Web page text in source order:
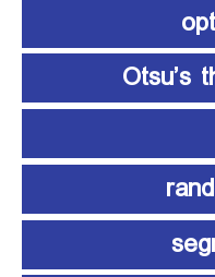
Otsu’s